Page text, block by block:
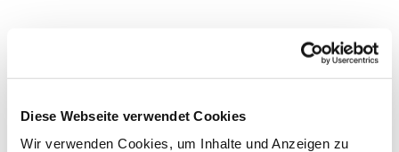
Diese Webseite verwendet Cookies
Wir verwenden Cookies, um Inhalte und Anzeigen zu